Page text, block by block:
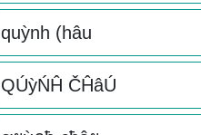
quỳnh (hâu
QÚỳŃĤ ČĤâÚ